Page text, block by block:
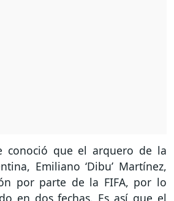
conoció que el arquero de la
Emiliano ‘Dibu’ Martínez,
por parte de la FIFA, por lo